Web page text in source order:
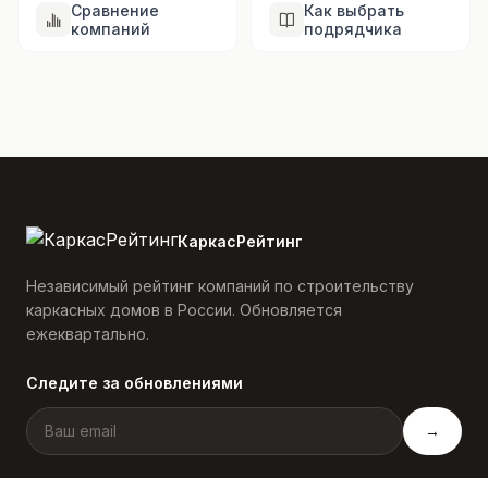
Сравнение
компаний
Как выбрать
подрядчика
КаркасРейтинг
Независимый рейтинг компаний по строительству
каркасных домов в России. Обновляется
ежеквартально.
Следите за обновлениями
→